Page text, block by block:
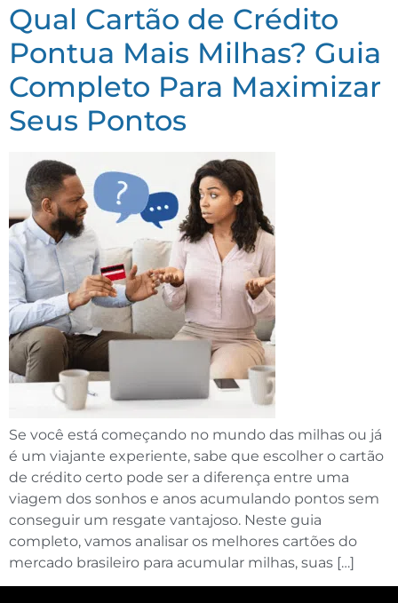
Qual Cartão de Crédito
Pontua Mais Milhas? Guia
Completo Para Maximizar
Seus Pontos
Se você está começando no mundo das milhas ou já
é um viajante experiente, sabe que escolher o cartão
de crédito certo pode ser a diferença entre uma
viagem dos sonhos e anos acumulando pontos sem
conseguir um resgate vantajoso. Neste guia
completo, vamos analisar os melhores cartões do
mercado brasileiro para acumular milhas, suas […]